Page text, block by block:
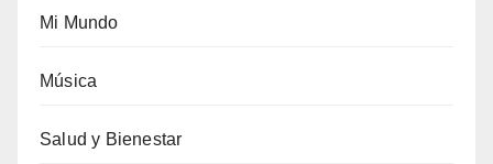
Mi Mundo
Música
Salud y Bienestar